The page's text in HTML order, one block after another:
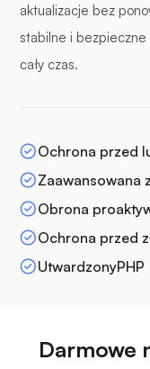
aktualizacje bez
stabilne i
cały czas.
Ochrona przed
Zaawansowana
Obrona
Ochrona przed
UtwardzonyPHP
Darmowe